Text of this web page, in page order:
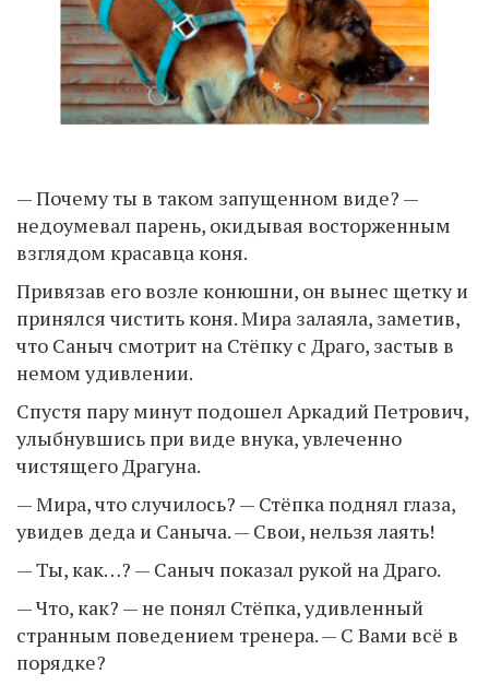
— Почему ты в таком запущенном виде? —
недоумевал парень, окидывая восторженным
взглядом красавца коня.
Привязав его возле конюшни, он вынес щетку и
принялся чистить коня. Мира залаяла, заметив,
что Саныч смотрит на Стёпку с Драго, застыв в
немом удивлении.
Спустя пару минут подошел Аркадий Петрович,
улыбнувшись при виде внука, увлеченно
чистящего Драгуна.
— Мира, что случилось? — Стёпка поднял глаза,
увидев деда и Саныча. — Свои, нельзя лаять!
— Ты, как…? — Саныч показал рукой на Драго.
— Что, как? — не понял Стёпка, удивленный
странным поведением тренера. — С Вами всё в
порядке?